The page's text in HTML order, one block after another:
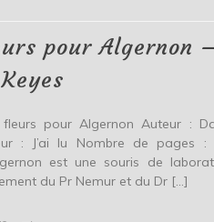
Keyes
pour Algernon
pour Algernon Auteur :
: J’ai lu Nombre de pages :
est une souris de
du Pr Nemur et du Dr […]